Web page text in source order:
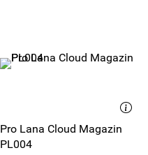
Pro Lana Cloud Magazin
PL004